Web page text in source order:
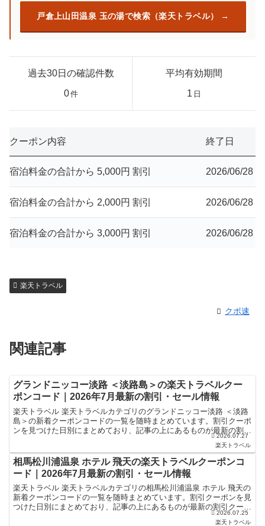
戸倉上山田温泉 玉の湯で検索（楽天トラベル）
過去30日の確認件数
0件
平均有効期間
1 日
クーポン内容 終了日
宿泊料金の合計から 5,000円 割引 2026/06/28
宿泊料金の合計から 2,000円 割引 2026/06/28
宿泊料金の合計から 3,000円 割引 2026/06/28
楽天トラベル
クポ速
関連記事
グランドニッコー淡路 ＜淡路島＞の楽天トラベルクー
ポンコード｜2026年7月最新の割引・セール情報
楽天トラベル 楽天トラベルカテゴリのグランドニッコー淡路 ＜淡路
島＞の新着クーポンコードの一覧を随時まとめています。割引クーポ
ンを見つけた日別にまとめており、記事の上にあるものが最新の割引
クーポンになります。ホテル・旅館宿泊の予約などで使え...2026.07.27
楽天トラベル
相馬松川浦温泉 ホテル 飛天の楽天トラベルクーポンコ
ード｜2026年7月最新の割引・セール情報
楽天トラベル 楽天トラベルカテゴリの相馬松川浦温泉 ホテル 飛天の
新着クーポンコードの一覧を随時まとめています。割引クーポンを見
つけた日別にまとめており、記事の上にあるものが最新の割引クーポ
ンになります。ホテル・旅館宿泊の予約などで使えるク...
2026.07.25
楽天トラベル